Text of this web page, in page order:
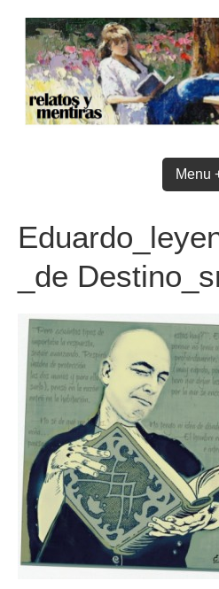
content
Menu
_de